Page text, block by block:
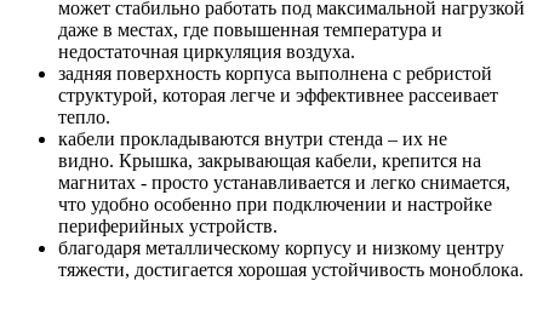
может стабильно работать под максимальной нагрузкой
даже в местах, где повышенная температура и
недостаточная циркуляция воздуха.
задняя поверхность корпуса выполнена с ребристой
структурой, которая легче и эффективнее рассеивает
тепло.
кабели прокладываются внутри стенда – их не
видно. Крышка, закрывающая кабели, крепится на
магнитах - просто устанавливается и легко снимается,
что удобно особенно при подключении и настройке
периферийных устройств.
благодаря металлическому корпусу и низкому центру
тяжести, достигается хорошая устойчивость моноблока.